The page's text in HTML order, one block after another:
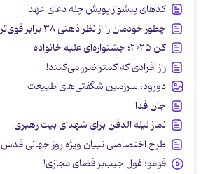
کدهای پیشواز پویش چله دعای عهد
چطور خودمان را از نظر ذهنی ۳۸ برابر قوی‌تر کنیم؟
کن ۲۰۲۵؛ جشنواره‌ای علیه خانواده
راز افرادی که کمتر ضرر می‌کنند!
دورود، سرزمین شگفتی‌های طبیعت
جان فدا
نماز لیله الدفن برای شهدای بیت رهبری
طرح اختصاصی تبیان ویژه روز جهانی قدس
فومو؛ غول جیب‌بر فضای مجازی!